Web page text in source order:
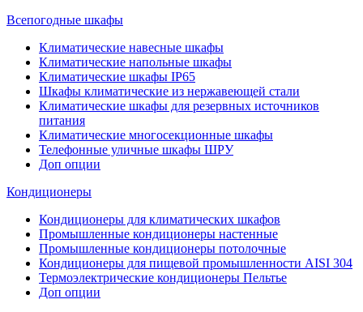
Всепогодные шкафы
Климатические навесные шкафы
Климатические напольные шкафы
Климатические шкафы IP65
Шкафы климатические из нержавеющей стали
Климатические шкафы для резервных источников
питания
Климатические многосекционные шкафы
Телефонные уличные шкафы ШРУ
Доп опции
Кондиционеры
Кондиционеры для климатических шкафов
Промышленные кондиционеры настенные
Промышленные кондиционеры потолочные
Кондиционеры для пищевой промышленности AISI 304
Термоэлектрические кондиционеры Пельтье
Доп опции